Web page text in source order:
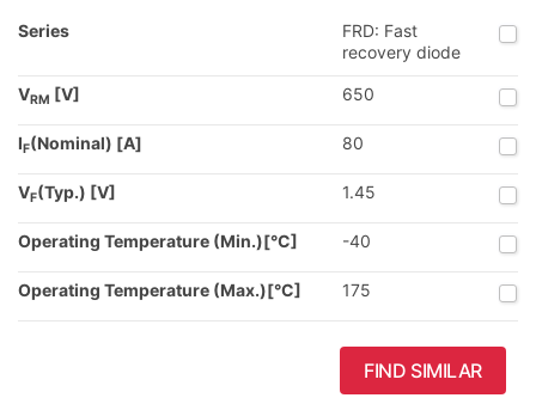
Series
FRD: Fast
recovery diode
VRM [V] 650
IF(Nominal) [A] 80
VF(Typ.) [V] 1.45
Operating Temperature (Min.)[°C] -40
Operating Temperature (Max.)[°C] 175
FIND SIMILAR